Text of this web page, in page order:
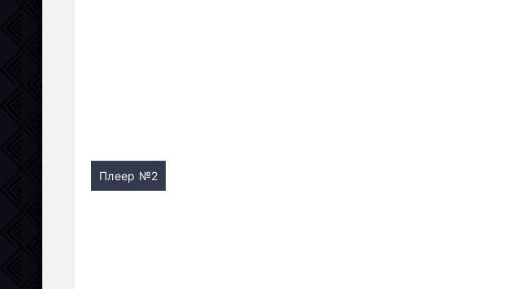
Плеер №2